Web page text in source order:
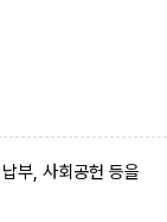
부, 사회공헌 등을